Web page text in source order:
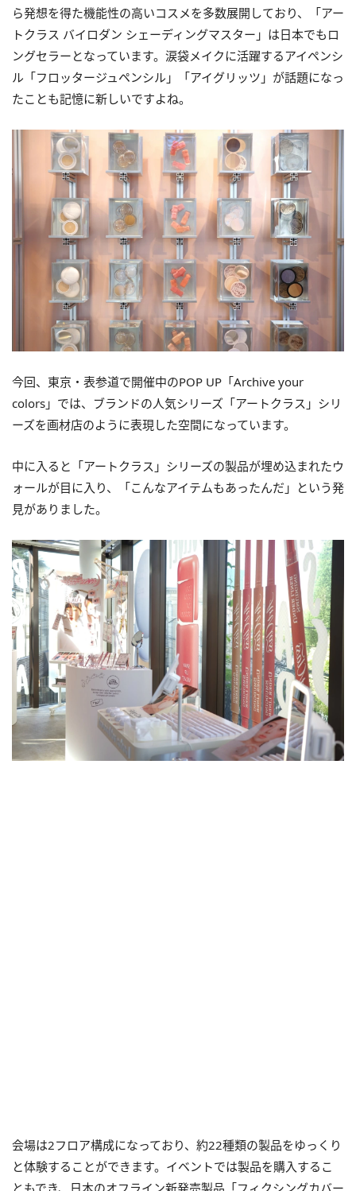
ら発想を得た機能性の高いコスメを多数展開しており、「アー
トクラス バイロダン シェーディングマスター」は日本でもロ
ングセラーとなっています。涙袋メイクに活躍するアイペンシ
ル「フロッタージュペンシル」「アイグリッツ」が話題になっ
たことも記憶に新しいですよね。
今回、東京・表参道で開催中のPOP UP「Archive your
colors」では、ブランドの人気シリーズ「アートクラス」シリ
ーズを画材店のように表現した空間になっています。
中に入ると「アートクラス」シリーズの製品が埋め込まれたウ
ォールが目に入り、「こんなアイテムもあったんだ」という発
見がありました。
会場は2フロア構成になっており、約22種類の製品をゆっくり
と体験することができます。イベントでは製品を購入するこ